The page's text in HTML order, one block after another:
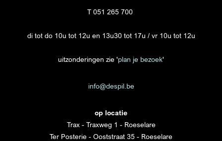
T 051 265 700
di tot do 10u tot 12u en 13u30 tot 17u / vr 10u tot 12u
uitzonderingen zie 'plan je bezoek'
info@despil.be
op locatie
Trax - Traxweg 1 - Roeselare
Ter Posterie - Ooststraat 35 - Roeselare